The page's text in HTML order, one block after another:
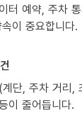
터 예약, 주차
이 중요합니다.
단, 주차 거리,
이 줄어듭니다.